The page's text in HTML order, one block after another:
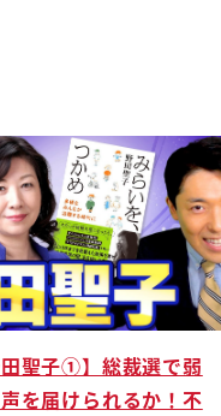
田聖子①】総裁選で弱
を届けられるか！不